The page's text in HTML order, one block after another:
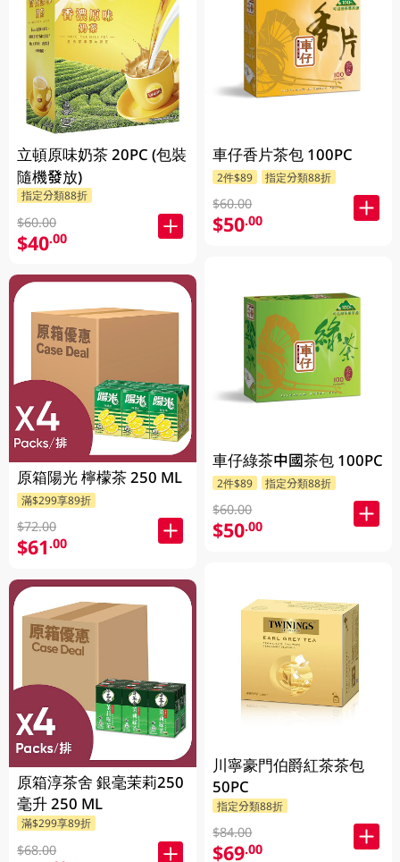
立頓原味奶茶 20PC (包裝
隨機發放)
指定分類88折
$60.00
$40.00
原箱陽光 檸檬茶 250 ML
滿$299享89折
$72.00
$61.00
原箱淳茶舍 銀毫茉莉250
毫升 250 ML
滿$299享89折
$68.00
車仔香片茶包 100PC
2件$89 指定分類88折
$60.00
$50.00
車仔綠茶中國茶包 100PC
2件$89 指定分類88折
$60.00
$50.00
川寧豪門伯爵紅茶茶包
50PC
指定分類88折
$84.00
$69.00